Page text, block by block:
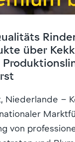
über
Niederlande –
von